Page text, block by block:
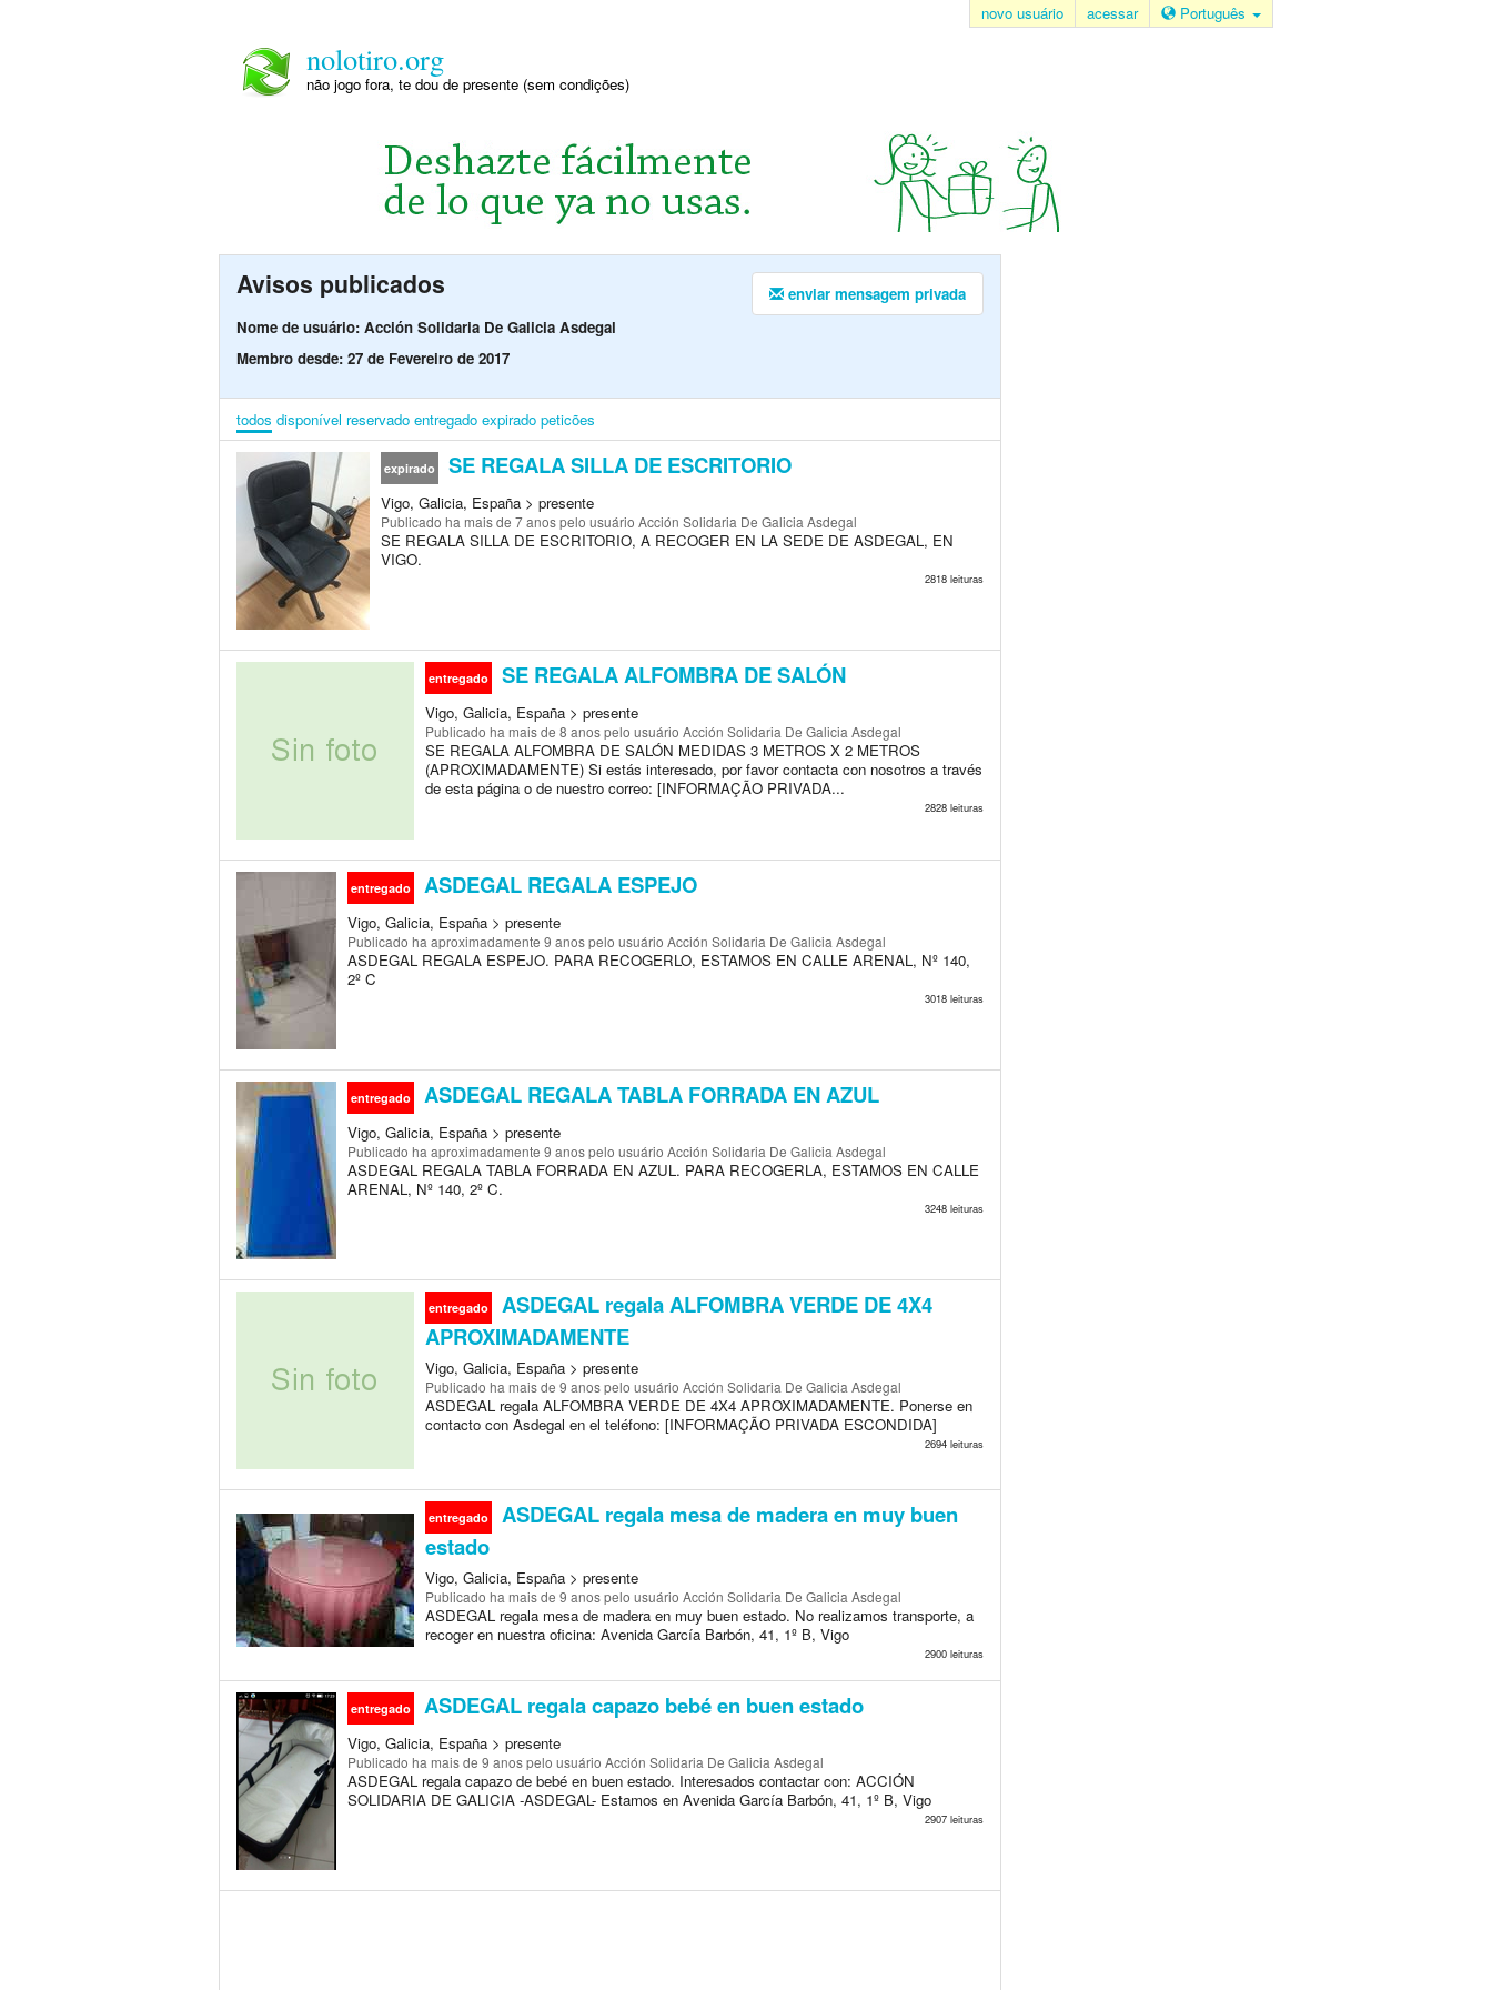
novo usuário acessar Português
nolotiro.org
não jogo fora, te dou de presente (sem condições)
enviar mensagem privada
Avisos publicados
Nome de usuário: Acción Solidaria De Galicia Asdegal
Membro desde: 27 de Fevereiro de 2017
todos disponível reservado entregado expirado peticões
expirado SE REGALA SILLA DE ESCRITORIO
Vigo, Galicia, España > presente
Publicado ha mais de 7 anospelo usuário Acción Solidaria De Galicia Asdegal
SE REGALA SILLA DE ESCRITORIO, A RECOGER EN LA SEDE DE ASDEGAL, EN
VIGO.
2818 leituras
entregado SE REGALA ALFOMBRA DE SALÓN
Vigo, Galicia, España > presente
Publicado ha mais de 8 anospelo usuário Acción Solidaria De Galicia Asdegal
SE REGALA ALFOMBRA DE SALÓN MEDIDAS 3 METROS X 2 METROS
(APROXIMADAMENTE) Si estás interesado, por favor contacta con nosotros a través
de esta página o de nuestro correo: [INFORMAÇÃO PRIVADA...
2828 leituras
entregado ASDEGAL REGALA ESPEJO
Vigo, Galicia, España > presente
Publicado ha aproximadamente 9 anospelo usuário Acción Solidaria De Galicia Asdegal
ASDEGAL REGALA ESPEJO. PARA RECOGERLO, ESTAMOS EN CALLE ARENAL, Nº 140,
2º C
3018 leituras
entregado ASDEGAL REGALA TABLA FORRADA EN AZUL
Vigo, Galicia, España > presente
Publicado ha aproximadamente 9 anospelo usuário Acción Solidaria De Galicia Asdegal
ASDEGAL REGALA TABLA FORRADA EN AZUL. PARA RECOGERLA, ESTAMOS EN CALLE
ARENAL, Nº 140, 2º C.
3248 leituras
entregado
ASDEGAL regala ALFOMBRA VERDE DE 4X4
APROXIMADAMENTE
Vigo, Galicia, España > presente
Publicado ha mais de 9 anospelo usuário Acción Solidaria De Galicia Asdegal
ASDEGAL regala ALFOMBRA VERDE DE 4X4 APROXIMADAMENTE. Ponerse en
contacto con Asdegal en el teléfono: [INFORMAÇÃO PRIVADA ESCONDIDA]
2694 leituras
entregado
ASDEGAL regala mesa de madera en muy buen
estado
Vigo, Galicia, España > presente
Publicado ha mais de 9 anospelo usuário Acción Solidaria De Galicia Asdegal
ASDEGAL regala mesa de madera en muy buen estado. No realizamos transporte, a
recoger en nuestra oficina: Avenida García Barbón, 41, 1º B, Vigo
2900 leituras
entregado ASDEGAL regala capazo bebé en buen estado
Vigo, Galicia, España > presente
Publicado ha mais de 9 anospelo usuário Acción Solidaria De Galicia Asdegal
ASDEGAL regala capazo de bebé en buen estado. Interesados contactar con: ACCIÓN
SOLIDARIA DE GALICIA -ASDEGAL- Estamos en Avenida García Barbón, 41, 1º B, Vigo
2907 leituras